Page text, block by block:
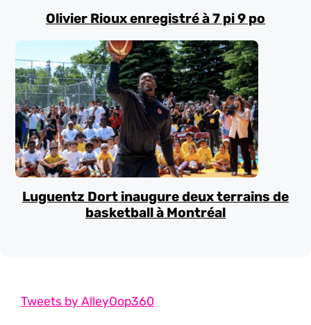
Olivier Rioux enregistré à 7 pi 9 po
Luguentz Dort inaugure deux terrains de
basketball à Montréal
Tweets by AlleyOop360